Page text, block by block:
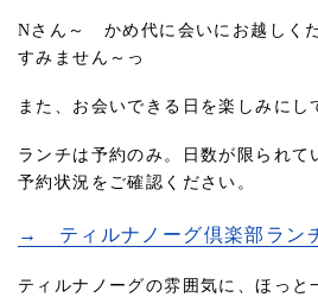
Nさん～ かめ代に会いにお越しく
すみません～っ
また、お会いできる日を楽しみにし
ランチは予約のみ。日数が限られて
予約状況をご確認ください。
→ ティルナノーグ倶楽部ラン
ティルナノーグの雰囲気に、ほっと